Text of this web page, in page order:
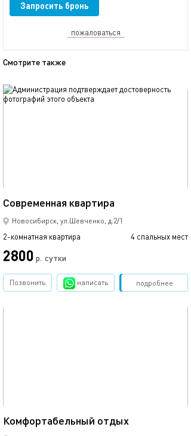
Запросить бронь
пожаловаться
Смотрите также
Современная квартира
Новосибирск, ул.Шевченко, д.2/1
2-комнатная квартира 4 спальных мест
2800 р. сутки
обновлено 11.12.2025
подробнее
Позвонить написать Забронировать
Комфортабельный отдых